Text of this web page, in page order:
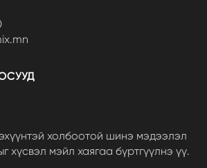
холбоотой шинэ мэдээлэл
хүсвэл мэйл хаягаа бүртгүүлнэ үү.